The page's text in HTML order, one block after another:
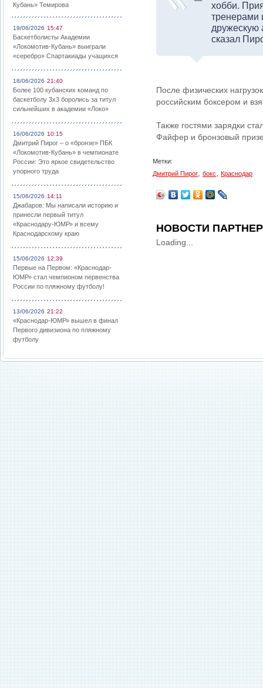
Кубань» Темирова
19/06/2026 15:47
Баскетболисты Академии
«Локомотив-Кубань» выиграли
«серебро» Спартакиады учащихся
18/06/2026 21:40
Более 100 кубанских команд по
баскетболу 3х3 боролись за титул
сильнейших в академии «Локо»
16/06/2026 10:15
Дмитрий Пирог – о «бронзе» ПБК
«Локомотив-Кубань» в чемпионате
России: Это яркое свидетельство
упорного труда
15/06/2026 14:11
Джабаров: Мы написали историю и
принесли первый титул
«Краснодару-ЮМР» и всему
Краснодарскому краю
15/06/2026 12:39
Первые на Первом: «Краснодар-
ЮМР» стал чемпионом первенства
России по пляжному футболу!
13/06/2026 21:22
«Краснодар-ЮМР» вышел в финал
Первого дивизиона по пляжному
футболу
хобби.
тренерами
дружескую
сказал
После физических
российским боксером и
Также гостями зарядки
Файфер и бронзовый
Метки:
Дмитрий Пирог
бокс Краснодар
НОВОСТИ
Loading...